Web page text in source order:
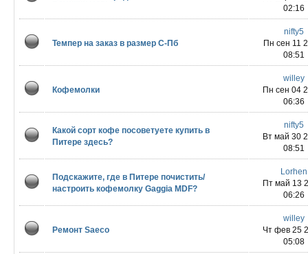
02:16
Темпер на заказ в размер С-Пб
nifty5
Пн сен 11
08:51
Кофемолки
willey
Пн сен 04
06:36
Какой сорт кофе посоветуете купить в
Питере здесь?
nifty5
Вт май 30
08:51
Подскажите, где в Питере почистить/
настроить кофемолку Gaggia MDF?
Lorhen
Пт май 13
06:26
Ремонт Saeco
willey
Чт фев 25
05:08